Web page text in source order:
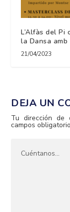
L’Alfàs del Pi
la Dansa
21/04/2023
DEJA UN
Tu dirección de
campos